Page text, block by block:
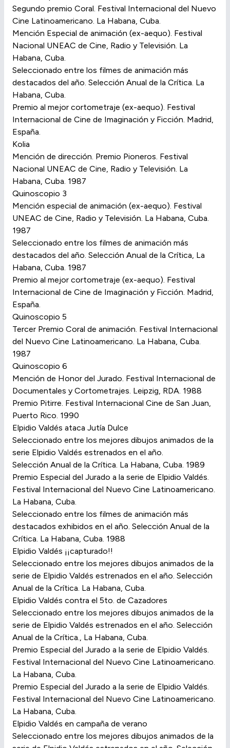
Segundo premio Coral. Festival Internacional del Nuevo
Cine Latinoamericano. La Habana, Cuba.
Mención Especial de animación (ex-aequo). Festival
Nacional UNEAC de Cine, Radio y Televisión. La
Habana, Cuba.
Seleccionado entre los filmes de animación más
destacados del año. Selección Anual de la Crítica. La
Habana, Cuba.
Premio al mejor cortometraje (ex-aequo). Festival
Internacional de Cine de Imaginación y Ficción. Madrid,
España.
Kolia
Mención de dirección. Premio Pioneros. Festival
Nacional UNEAC de Cine, Radio y Televisión. La
Habana, Cuba. 1987
Quinoscopio 3
Mención especial de animación (ex-aequo). Festival
UNEAC de Cine, Radio y Televisión. La Habana, Cuba.
1987
Seleccionado entre los filmes de animación más
destacados del año. Selección Anual de la Crítica, La
Habana, Cuba. 1987
Premio al mejor cortometraje (ex-aequo). Festival
Internacional de Cine de Imaginación y Ficción. Madrid,
España.
Quinoscopio 5
Tercer Premio Coral de animación. Festival Internacional
del Nuevo Cine Latinoamericano. La Habana, Cuba.
1987
Quinoscopio 6
Mención de Honor del Jurado. Festival Internacional de
Documentales y Cortometrajes. Leipzig, RDA. 1988
Premio Pitirre. Festival Internacional Cine de San Juan,
Puerto Rico. 1990
Elpidio Valdés ataca Jutía Dulce
Seleccionado entre los mejores dibujos animados de la
serie Elpidio Valdés estrenados en el año.
Selección Anual de la Crítica. La Habana, Cuba. 1989
Premio Especial del Jurado a la serie de Elpidio Valdés.
Festival Internacional del Nuevo Cine Latinoamericano.
La Habana, Cuba.
Seleccionado entre los filmes de animación más
destacados exhibidos en el año. Selección Anual de la
Crítica. La Habana, Cuba. 1988
Elpidio Valdés ¡¡capturado!!
Seleccionado entre los mejores dibujos animados de la
serie de Elpidio Valdés estrenados en el año. Selección
Anual de la Crítica. La Habana, Cuba.
Elpidio Valdés contra el 5to. de Cazadores
Seleccionado entre los mejores dibujos animados de la
serie de Elpidio Valdés estrenados en el año. Selección
Anual de la Crítica., La Habana, Cuba.
Premio Especial del Jurado a la serie de Elpidio Valdés.
Festival Internacional del Nuevo Cine Latinoamericano.
La Habana, Cuba.
Premio Especial del Jurado a la serie de Elpidio Valdés.
Festival Internacional del Nuevo Cine Latinoamericano.
La Habana, Cuba.
Elpidio Valdés en campaña de verano
Seleccionado entre los mejores dibujos animados de la